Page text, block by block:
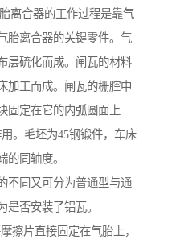
离合器的工作过程是靠气
胎离合器的关键零件。气
层硫化而成。闸瓦的材料
加工而成。闸瓦的栅腔中
固定在它的内弧圆面上.
。毛坯为45钢锻件，车床
的同轴度。
不同又可分为普通型与通
是否安装了铝瓦。
擦片直接固定在气胎上，